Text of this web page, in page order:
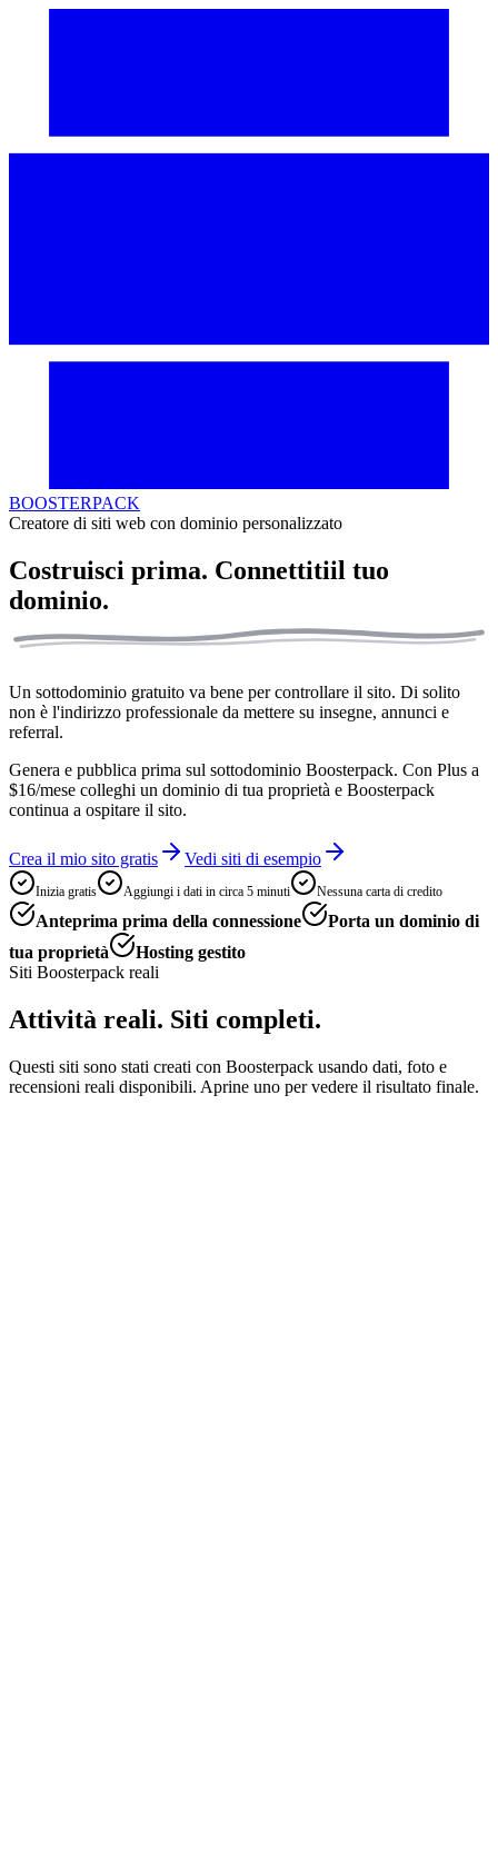
BOOSTERPACK
Creatore di siti web con dominio personalizzato
Costruisci prima. Connettitiil tuo
dominio.
Un sottodominio gratuito va bene per controllare il sito. Di solito
non è l'indirizzo professionale da mettere su insegne, annunci e
referral.
Genera e pubblica prima sul sottodominio Boosterpack. Con Plus a
$16/mese colleghi un dominio di tua proprietà e Boosterpack
continua a ospitare il sito.
Crea il mio sito gratis Vedi siti di esempio
Inizia gratis Aggiungi i dati in circa 5 minuti Nessuna carta di credito
Anteprima prima della connessione
Porta un dominio di
tua proprietà
Hosting gestito
Siti Boosterpack reali
Attività reali. Siti completi.
Questi siti sono stati creati con Boosterpack usando dati, foto e
recensioni reali disponibili. Aprine uno per vedere il risultato finale.